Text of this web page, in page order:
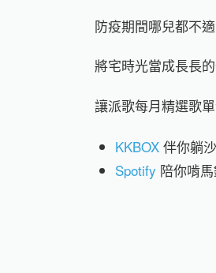
防疫期間哪兒都不
將宅時光當成長長
讓派歌每月精選歌
KKBOX伴你躺
Spotify 陪你啃